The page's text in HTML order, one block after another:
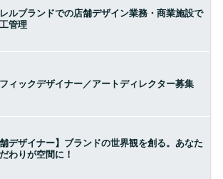
ルブランドでの店舗デザイン業務・商業施設で
管理
ィックデザイナー／アートディレクター募集
舗デザイナー】ブランドの世界観を創る。あなた
わりが空間に！